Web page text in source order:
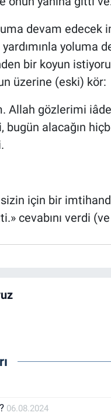
devam edecek
yoluma
bir koyun
üzerine (eski) kör:
Allah gözlerimi
bugün alacağın
için bir
cevabını verdi (ve
06.08.2024